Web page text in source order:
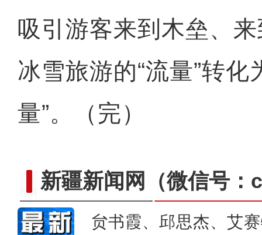
吸引游客来到木垒、
冰雪旅游的“流量”转化
量”。（完）
新疆新闻网 （微信号
贠书霞、邱思杰、艾